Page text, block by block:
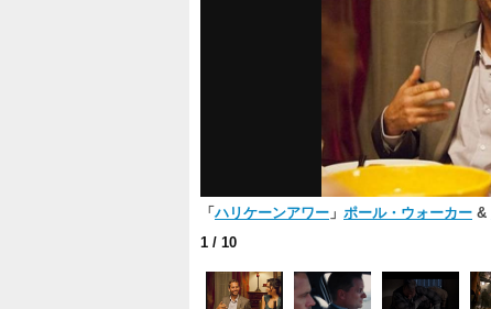
「 ハリケーンアワー 」 ポール・ウォーカー &
1 / 10